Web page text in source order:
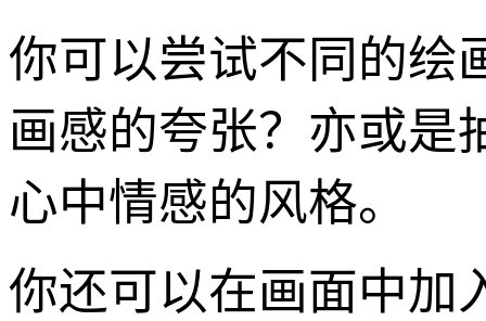
你可以尝试不同的绘
画感的夸张？亦或是
心中情感的风格。
你还可以在画面中加